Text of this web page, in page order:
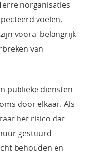
voelen,
vooral belangrijk
van
publieke diensten
door elkaar. Als
het risico dat
gestuurd
behouden en